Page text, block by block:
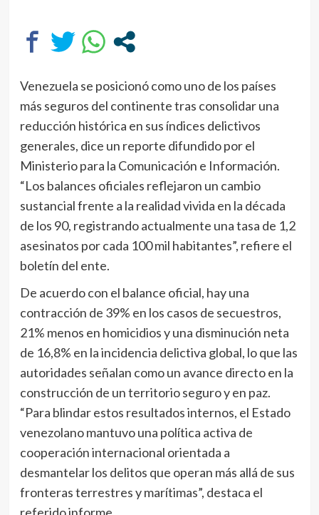
Venezuela se posicionó como uno de los países
más seguros del continente tras consolidar una
reducción histórica en sus índices delictivos
generales, dice un reporte difundido por el
Ministerio para la Comunicación e Información.
“Los balances oficiales reflejaron un cambio
sustancial frente a la realidad vivida en la década
de los 90, registrando actualmente una tasa de 1,2
asesinatos por cada 100 mil habitantes”, refiere el
boletín del ente.
De acuerdo con el balance oficial, hay una
contracción de 39% en los casos de secuestros,
21% menos en homicidios y una disminución neta
de 16,8% en la incidencia delictiva global, lo que las
autoridades señalan como un avance directo en la
construcción de un territorio seguro y en paz.
“Para blindar estos resultados internos, el Estado
venezolano mantuvo una política activa de
cooperación internacional orientada a
desmantelar los delitos que operan más allá de sus
fronteras terrestres y marítimas”, destaca el